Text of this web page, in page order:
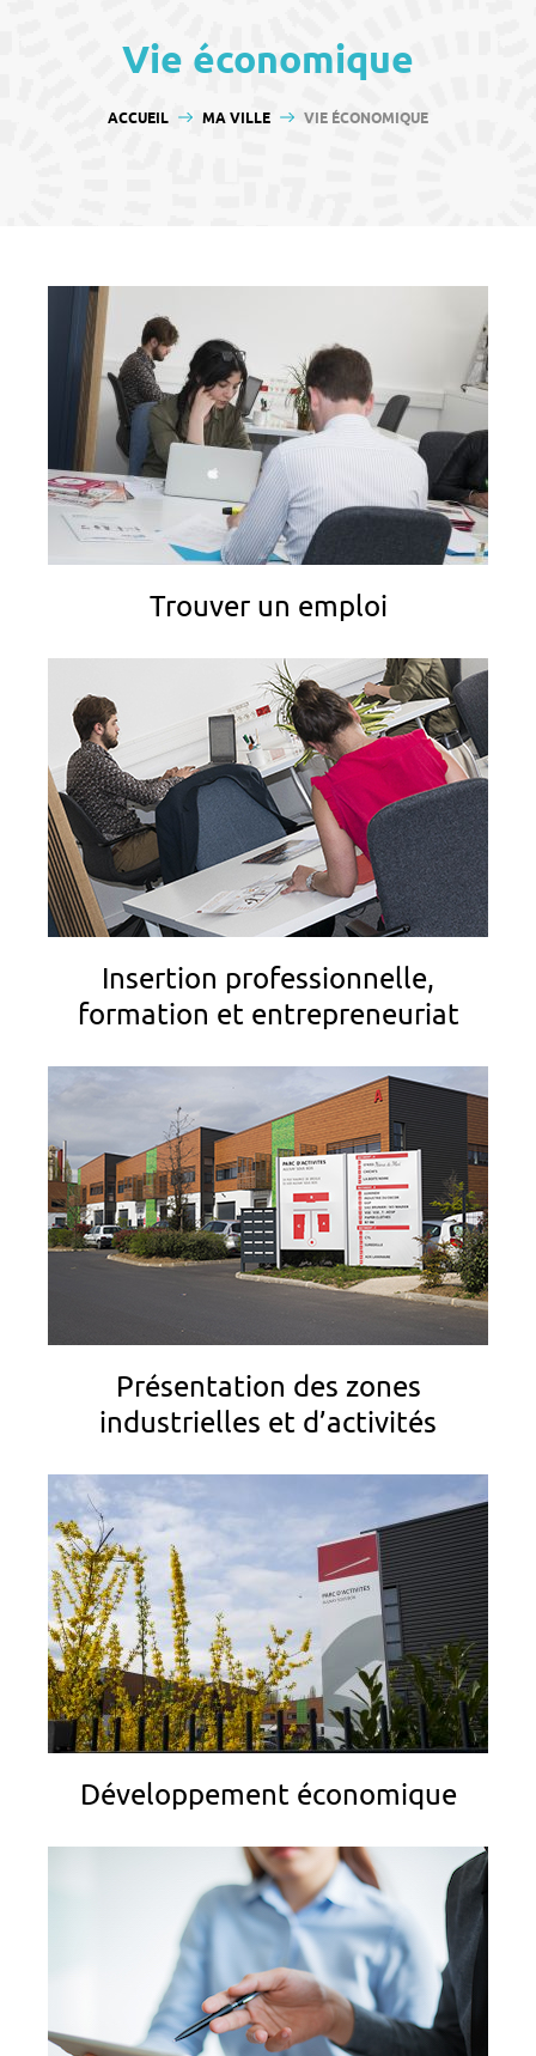
Vie économique
VOUS ÊTES ICI :
ACCUEIL MA VILLE VIE ÉCONOMIQUE
Trouver un emploi
Insertion professionnelle,
formation et entrepreneuriat
Présentation des zones
industrielles et d’activités
Développement économique